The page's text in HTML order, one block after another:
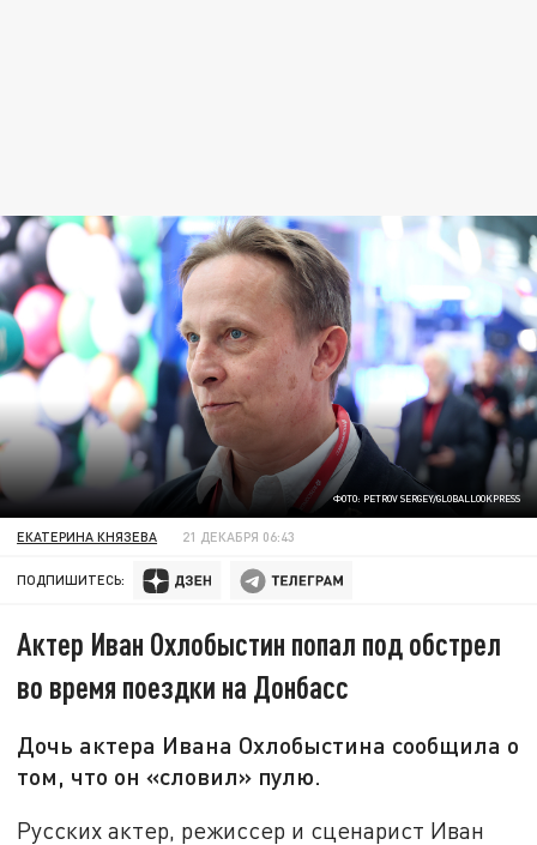
ФОТО: PETROV SERGEY/GLOBALLOOKPRESS
ЕКАТЕРИНА КНЯЗЕВА 21 ДЕКАБРЯ 06:43
ПОДПИШИТЕСЬ:
Актер Иван Охлобыстин попал под обстрел
во время поездки на Донбасс
Дочь актера Ивана Охлобыстина сообщила о
том, что он «словил» пулю.
Русских актер, режиссер и сценарист Иван